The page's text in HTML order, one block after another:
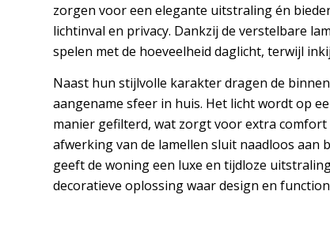
zorgen voor een elegante uitstraling én
lichtinval en privacy. Dankzij de verstelbare
spelen met de hoeveelheid daglicht, terwijl
Naast hun stijlvolle karakter dragen de
aangename sfeer in huis. Het licht wordt op
manier gefilterd, wat zorgt voor extra comfort
afwerking van de lamellen sluit naadloos aan
geeft de woning een luxe en tijdloze
decoratieve oplossing waar design en